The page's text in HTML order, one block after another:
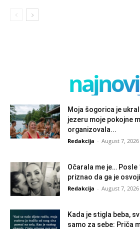
Moja šogorica je
jezeru moje pokojne
organizovala...
Redakcija - August 7, 2026
Očarala me je… Posle
priznao da ga je
Redakcija - August 7, 2026
Kada je stigla beba,
samo za sebe: Priča